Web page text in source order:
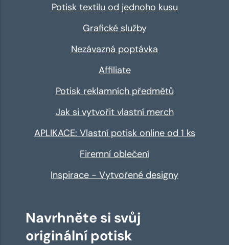
Potisk textilu od jednoho kusu
Grafické služby
Nezávazná poptávka
Affiliate
Potisk reklamních předmětů
Jak si vytvořit vlastní merch
APLIKACE: Vlastní potisk online od 1 ks
Firemní oblečení
Inspirace - Vytvořené designy
Navrhněte si svůj
originální potisk